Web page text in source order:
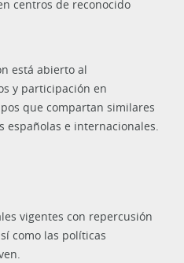
centros de reconocido
está abierto al
y participación en
que compartan similares
españolas e internacionales.
vigentes con repercusión
como las políticas